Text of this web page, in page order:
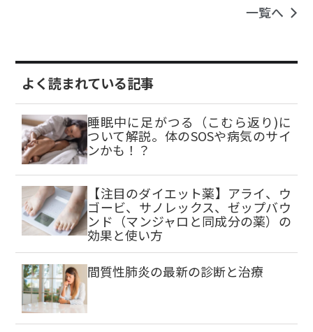
一覧へ
よく読まれている記事
睡眠中に足がつる（こむら返り)に
ついて解説。体のSOSや病気のサイ
ンかも！？
【注目のダイエット薬】アライ、ウ
ゴービ、サノレックス、ゼップバウ
ンド（マンジャロと同成分の薬）の
効果と使い方
間質性肺炎の最新の診断と治療